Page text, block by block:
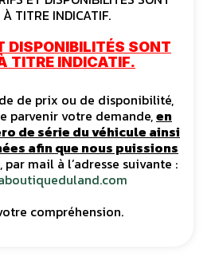
À TITRE INDICATIF.
DISPONIBILITÉS SONT
TITRE INDICATIF.
de prix ou de disponibilité,
parvenir votre demande,en
de série du véhicule ainsi
afin que nous puissions
, par mail à l’adresse suivante :
compréhension.